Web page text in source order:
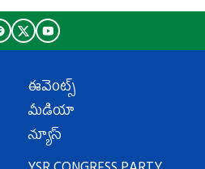
ఈవెంట్స్
మీడియా
న్యూస్